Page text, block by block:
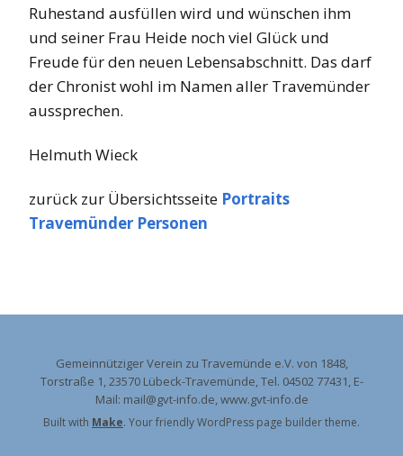
Ruhestand ausfüllen wird und wünschen ihm
und seiner Frau Heide noch viel Glück und
Freude für den neuen Lebensabschnitt. Das darf
der Chronist wohl im Namen aller Travemünder
aussprechen.
Helmuth Wieck
zurück zur Übersichtsseite Portraits
Travemünder Personen
Gemeinnütziger Verein zu Travemünde e.V. von 1848,
Torstraße 1, 23570 Lübeck-Travemünde, Tel. 04502 77431, E-
Mail: mail@gvt-info.de, www.gvt-info.de
Built with Make. Your friendly WordPress page builder theme.